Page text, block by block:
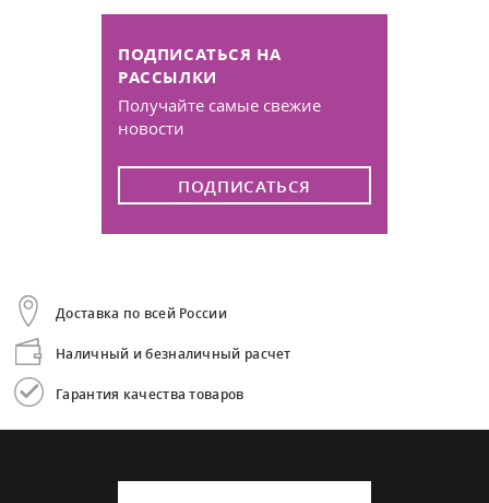
ПОДПИСАТЬСЯ НА
РАССЫЛКИ
Получайте самые свежие
новости
ПОДПИСАТЬСЯ
Доставка по всей России
Наличный и безналичный расчет
Гарантия качества товаров